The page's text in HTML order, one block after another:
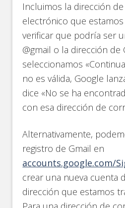
Incluimos la dirección
electrónico que
verificar que podría ser
@gmail o la dirección de
seleccionamos
no es válida, Google
dice «No se ha
con esa dirección de
Alternativamente,
registro de Gmail en
accounts.google.com/
crear una nueva cuenta
dirección que estamos